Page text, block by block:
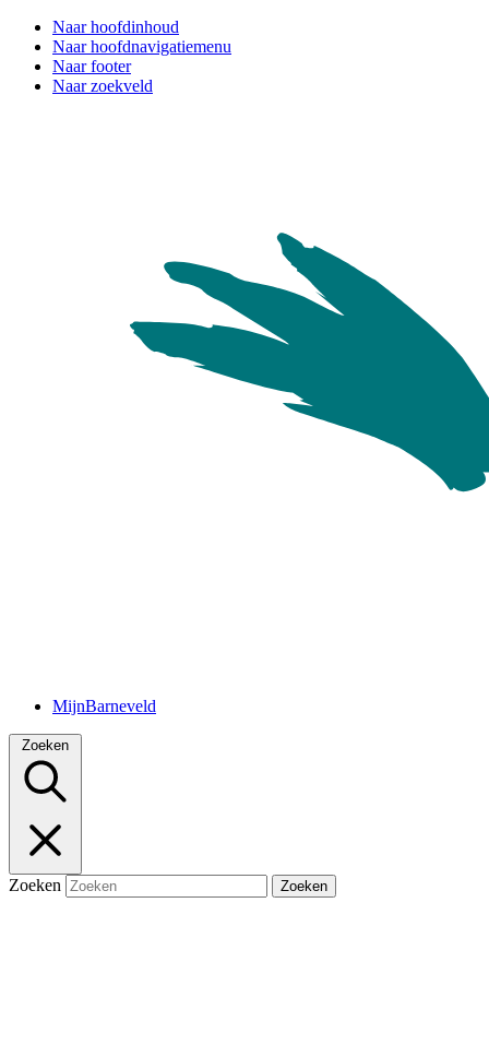
Naar hoofdinhoud
Naar hoofdnavigatiemenu
Naar footer
Naar zoekveld
MijnBarneveld
Zoeken
Zoeken Zoeken